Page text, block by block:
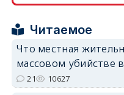
Читаемое
Что местная
массовом убийстве
21 10627